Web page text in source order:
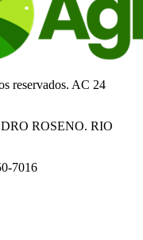
reservados. AC 24
ROSENO. RIO
7016